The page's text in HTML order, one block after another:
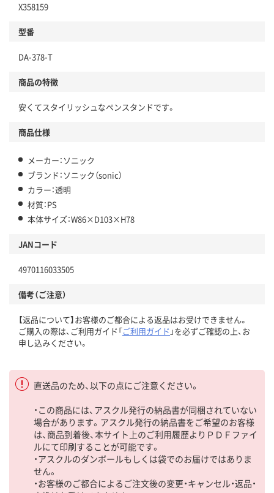
X358159
型番
DA-378-T
商品の特徴
安くてスタイリッシュなペンスタンドです。
商品仕様
メーカー：ソニック
ブランド：ソニック（sonic）
カラー：透明
材質：PS
本体サイズ：W86×D103×H78
JANコード
4970116033505
備考（ご注意）
【返品について】お客様のご都合による返品はお受けできません。
ご購入の際は、ご利用ガイド「ご利用ガイド 」を必ずご確認の上、お
申し込みください。
直送品のため、以下の点にご注意ください。
・この商品には、アスクル発行の納品書が同梱されていない
場合があります。アスクル発行の納品書をご希望のお客様
は、商品到着後、本サイト上のご利用履歴よりＰＤＦファイ
ルにて印刷することが可能です。
・アスクルのダンボールもしくは袋でのお届けではありま
せん。
・お客様のご都合によるご注文後の変更・キャンセル・返品・